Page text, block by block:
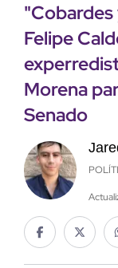
Felipe
Morena
Senado